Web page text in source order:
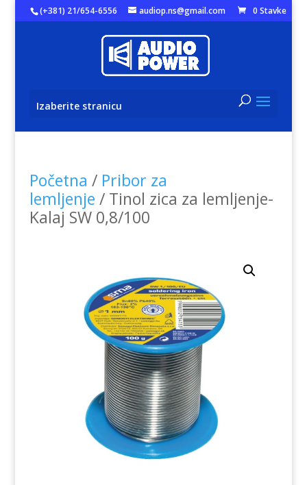
(+381) 21/654-6556 audiop.ns@gmail.com 0 Stavke
Izaberite stranicu
Početna / Pribor za
lemljenje / Tinol zica za lemljenje-
Kalaj SW 0,8/100